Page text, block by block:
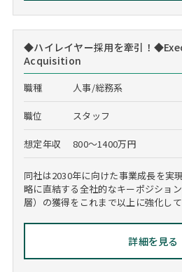
◆ハイレイヤー採用を牽引！
Acquisition
職種 人事/総務系
職位 スタッフ
想定年収 800～1400万円
同社は2030年に向けた事業成長を実
略に直結する全社的なキーポジショ
層）の獲得をこれまで以上に強化し
詳細を見る